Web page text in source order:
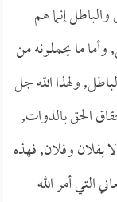
إنما هم
ما يحملونه من
ولهذا الله جل
الحق بالذوات,
لا بفلان وفلان, فهذه
التي أمر الله